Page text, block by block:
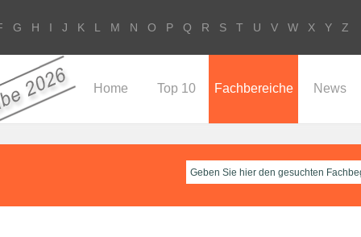
G H I J K L M N O P Q R S T U V W X Y Z
Home Top 10 Fachbereiche News